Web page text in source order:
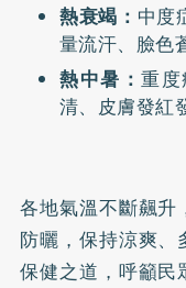
熱衰竭： 中度
量流汗、臉色
熱中暑：重
清、皮膚發紅
各地氣溫不斷飆
防曬，保持涼爽
保健之道，呼籲民